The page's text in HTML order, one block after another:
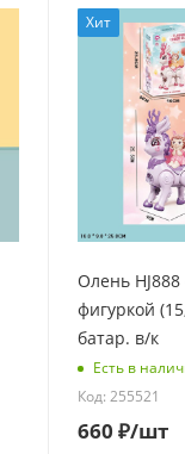
Хит
Олень HJ888 сказочный с
фигуркой
батар. в/к
Есть в
Код: 255521
660 ₽/шт